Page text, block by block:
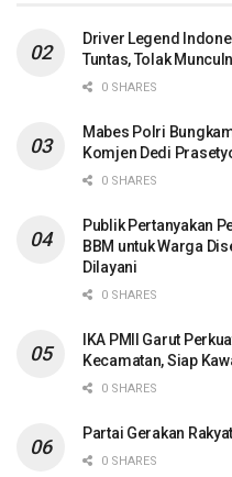
Driver Legend
Tuntas, Tolak
0 SHARES
Mabes Polri
Komjen Dedi
0 SHARES
Publik Pertanyakan
BBM untuk Warga
Dilayani
0 SHARES
IKA PMII Garut
Kecamatan, Siap
0 SHARES
Partai Gerakan
0 SHARES